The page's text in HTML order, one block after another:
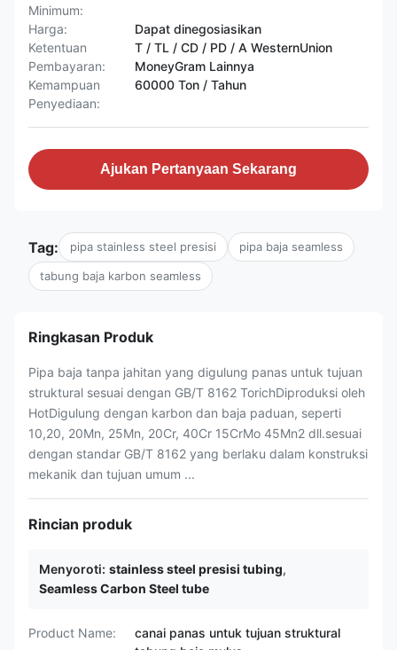
Minimum:
Harga:
Dapat dinegosiasikan
Ketentuan
Pembayaran:
T / TL / CD / PD / A WesternUnion
MoneyGram Lainnya
Kemampuan
Penyediaan:
60000 Ton / Tahun
Ajukan Pertanyaan Sekarang
Tag: pipa stainless steel presisi pipa baja seamless
tabung baja karbon seamless
Ringkasan Produk
Pipa baja tanpa jahitan yang digulung panas untuk tujuan
struktural sesuai dengan GB/T 8162 TorichDiproduksi oleh
HotDigulung dengan karbon dan baja paduan, seperti
10,20, 20Mn, 25Mn, 20Cr, 40Cr 15CrMo 45Mn2 dll.sesuai
dengan standar GB/T 8162 yang berlaku dalam konstruksi
mekanik dan tujuan umum ...
Rincian produk
Menyoroti: stainless steel presisi tubing,
Seamless Carbon Steel tube
Product Name:
canai panas untuk tujuan struktural